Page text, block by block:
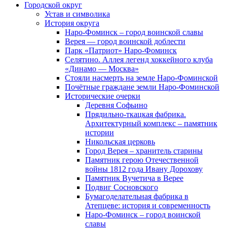
Городской округ
Устав и символика
История округа
Наро-Фоминск – город воинской славы
Верея — город воинской доблести
Парк «Патриот» Наро-Фоминск
Селятино. Аллея легенд хоккейного клуба
«Динамо — Москва»
Стояли насмерть на земле Наро-Фоминской
Почётные граждане земли Наро-Фоминской
Исторические очерки
Деревня Софьино
Прядильно-ткацкая фабрика.
Архитектурный комплекс – памятник
истории
Никольская церковь
Город Верея – хранитель старины
Памятник герою Отечественной
войны 1812 года Ивану Дорохову
Памятник Вучетича в Верее
Подвиг Сосновского
Бумагоделательная фабрика в
Атепцеве: история и современность
Наро-Фоминск – город воинской
славы